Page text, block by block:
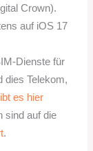
Crown).
auf iOS 17
Dienste für
dies Telekom,
es hier
sind auf die
.